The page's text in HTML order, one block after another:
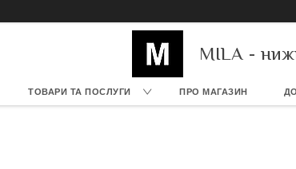
MILA -
ТОВАРИ ТА ПОСЛУГИ ПРО МАГАЗИН